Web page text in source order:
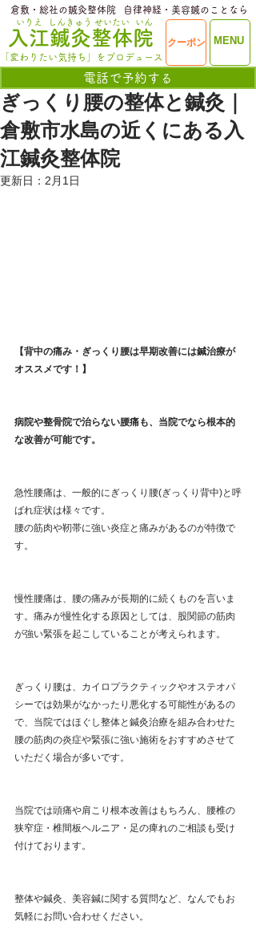
ME
​入江鍼灸整体院
いりえ
MENU
クーポン
電話で予約する
せいたい
しんきゅう いん
「変わりたい気持ち」をプロデュース
​倉敷・総社の鍼灸整体院 ​自律神経・美容鍼のことなら
ぎっくり腰の整体と鍼灸｜
倉敷市水島の近くにある入
江鍼灸整体院
更新日： 2月1日
【背中の痛み・ぎっくり腰は早期改善には鍼治療が
オススメです！】
病院や整骨院で治らない腰痛も、当院でなら根本的
な改善が可能です。
急性腰痛は、一般的にぎっくり腰(ぎっくり背中)と呼
ばれ症状は様々です。
腰の筋肉や靭帯に強い炎症と痛みがあるのが特徴で
す。
慢性腰痛は、腰の痛みが長期的に続くものを言いま
す。痛みが慢性化する原因としては、股関節の筋肉
が強い緊張を起こしていることが考えられます。
ぎっくり腰は、カイロプラクティックやオステオパ
シーでは効果がなかったり悪化する可能性があるの
で、当院ではほぐし整体と鍼灸治療を組み合わせた
腰の筋肉の炎症や緊張に強い施術をおすすめさせて
いただく場合が多いです。
当院では頭痛や肩こり根本改善はもちろん、腰椎の
狭窄症・椎間板ヘルニア・足の痺れのご相談も受け
付けております。
整体や鍼灸、美容鍼に関する質問など、なんでもお
気軽にお問い合わせください。